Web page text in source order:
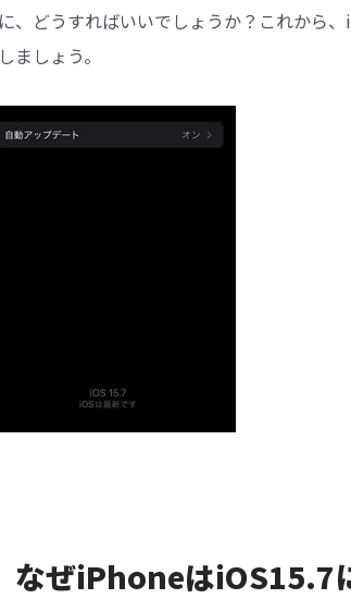
、どうすればいいでしょうか？これから
ましょう。
なぜiPhoneはiOS15.7